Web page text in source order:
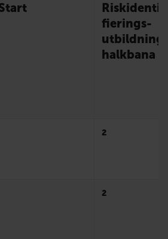
Risk­identi­
fierings­
utbildning
halkbana
2
2